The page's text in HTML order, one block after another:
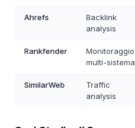
Backlink
Monitoraggio
Traffic